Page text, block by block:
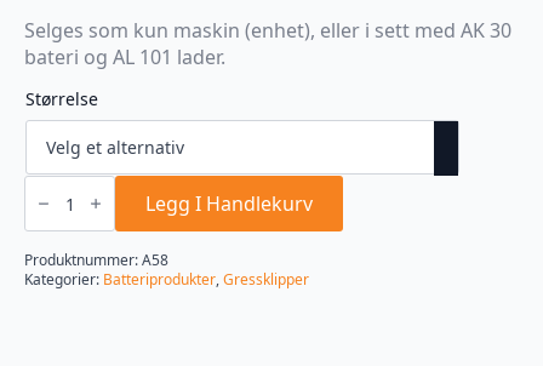
Selges som kun maskin (enhet), eller i sett med AK 30
bateri og AL 101 lader.
Størrelse
RMA
239.1
SET
(EU2)
Batteridrevet
antall
Legg I Handlekurv
Produktnummer:A58
Kategorier: Batteriprodukter,Gressklipper